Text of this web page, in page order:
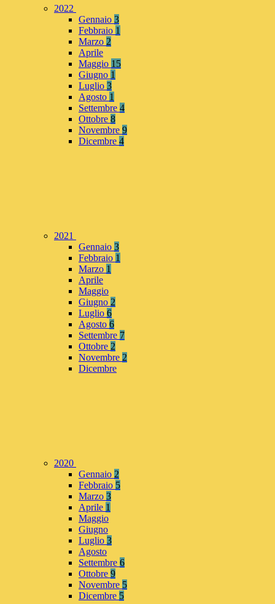
2022
Gennaio 3
Febbraio 1
Marzo 2
Aprile
Maggio 15
Giugno 1
Luglio 3
Agosto 1
Settembre 4
Ottobre 8
Novembre 9
Dicembre 4
2021
Gennaio 3
Febbraio 1
Marzo 1
Aprile
Maggio
Giugno 2
Luglio 6
Agosto 6
Settembre 7
Ottobre 2
Novembre 2
Dicembre
2020
Gennaio 2
Febbraio 5
Marzo 3
Aprile 1
Maggio
Giugno
Luglio 3
Agosto
Settembre 6
Ottobre 9
Novembre 5
Dicembre 5